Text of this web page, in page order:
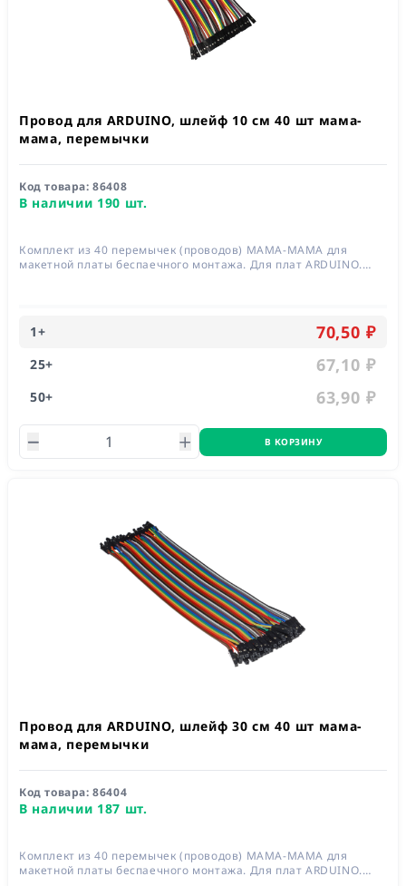
Провод для ARDUINO, шлейф 10 см 40 шт мама-
мама, перемычки
Код товара:86408
В наличии 190 шт.
Комплект из 40 перемычек (проводов) МАМА-МАМА для
макетной платы беспаечного монтажа. Для плат ARDUINO.
1+ 70,50 ₽
25+ 67,10 ₽
50+ 63,90 ₽
В КОРЗИНУ
Провод для ARDUINO, шлейф 30 см 40 шт мама-
мама, перемычки
Код товара:86404
В наличии 187 шт.
Комплект из 40 перемычек (проводов) МАМА-МАМА для
макетной платы беспаечного монтажа. Для плат ARDUINO.